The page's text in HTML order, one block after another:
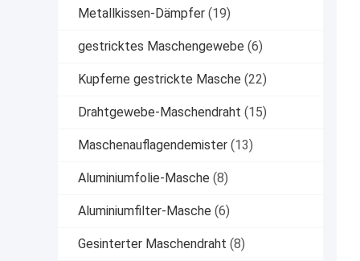
Metallkissen-Dämpfer (19)
gestricktes Maschengewebe (6)
Kupferne gestrickte Masche (22)
Drahtgewebe-Maschendraht (15)
Maschenauflagendemister (13)
Aluminiumfolie-Masche (8)
Aluminiumfilter-Masche (6)
Gesinterter Maschendraht (8)